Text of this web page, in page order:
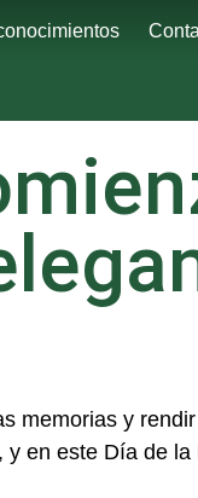
memorias y
en este Día de